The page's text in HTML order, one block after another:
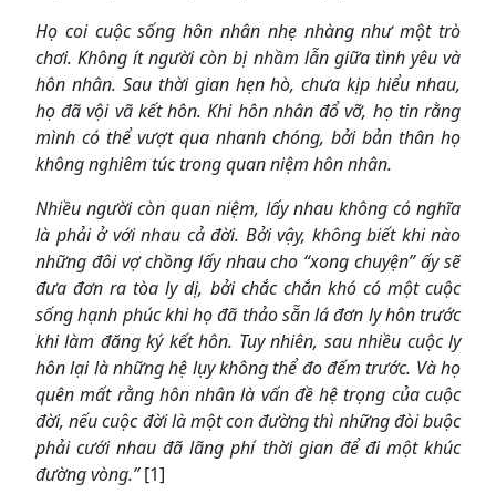
Họ coi cuộc sống hôn nhân nhẹ nhàng như một trò
chơi. Không ít người còn bị nhầm lẫn giữa tình yêu và
hôn nhân. Sau thời gian hẹn hò, chưa kịp hiểu nhau,
họ đã vội vã kết hôn. Khi hôn nhân đổ vỡ, họ tin rằng
mình có thể vượt qua nhanh chóng, bởi bản thân họ
không nghiêm túc trong quan niệm hôn nhân.
Nhiều người còn quan niệm, lấy nhau không có nghĩa
là phải ở với nhau cả đời. Bởi vậy, không biết khi nào
những đôi vợ chồng lấy nhau cho “xong chuyện” ấy sẽ
đưa đơn ra tòa ly dị, bởi chắc chắn khó có một cuộc
sống hạnh phúc khi họ đã thảo sẵn lá đơn ly hôn trước
khi làm đăng ký kết hôn. Tuy nhiên, sau nhiều cuộc ly
hôn lại là những hệ lụy không thể đo đếm trước. Và họ
quên mất rằng hôn nhân là vấn đề hệ trọng của cuộc
đời, nếu cuộc đời là một con đường thì những đòi buộc
phải cưới nhau đã lãng phí thời gian để đi một khúc
đường vòng.”[1]